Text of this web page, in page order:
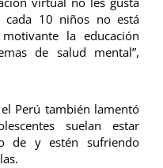
cada 10 niños no está
la educación
de salud mental”,
Perú también lamentó
suelan estar
de y estén sufriendo